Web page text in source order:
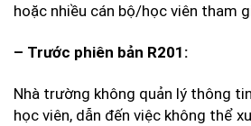
hoặc nhiều cán bộ/học viên tham
– Trước phiên bản R201:
Nhà trường không quản lý thông
học viên, dẫn đến việc không thể